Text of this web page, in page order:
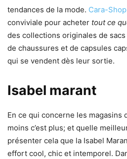
tendances de la mode. Cara-Shop
conviviale pour acheter tout ce
des collections originales de sacs
de chaussures et de capsules
qui se vendent dès leur sortie.
Isabel marant
En ce qui concerne les magasins
moins c’est plus; et quelle
présenter cela que la Isabel
effort cool, chic et intemporel.